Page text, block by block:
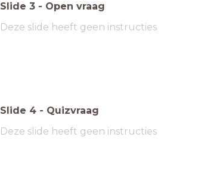
Slide 3 - Open vraag
Deze slide heeft geen instructies
Slide 4 - Quizvraag
Deze slide heeft geen instructies